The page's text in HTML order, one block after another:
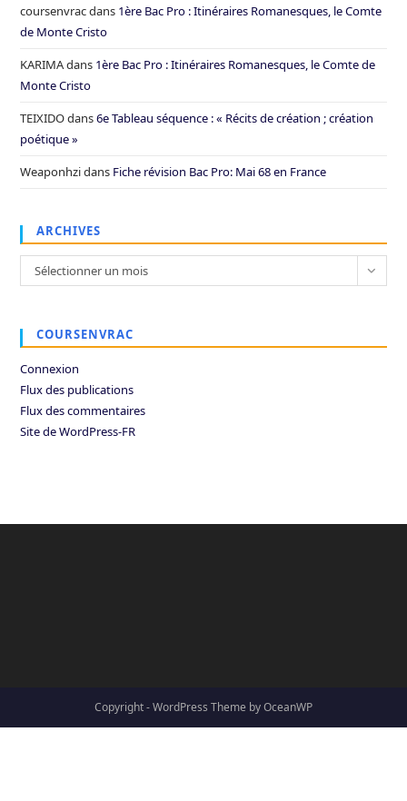
coursenvracdans 1ère Bac Pro : Itinéraires Romanesques, le Comte
de Monte Cristo
KARIMAdans 1ère Bac Pro : Itinéraires Romanesques, le Comte de
Monte Cristo
TEIXIDOdans6e Tableau séquence : « Récits de création ; création
poétique »
Weaponhzidans Fiche révision Bac Pro: Mai 68 en France
ARCHIVES
Archives
Sélectionner un mois
COURSENVRAC
Connexion
Flux des publications
Flux des commentaires
Site de WordPress-FR
Copyright - WordPress Theme by OceanWP